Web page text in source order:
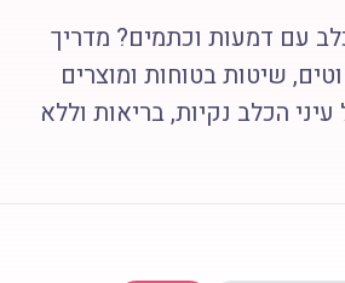
עם דמעות וכתמים? מדריך
שיטות בטוחות ומוצרים
הכלב נקיות, בריאות וללא